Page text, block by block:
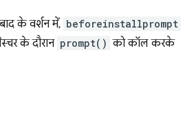
के वर्शन में, beforeinstallprompt
के दौरान prompt() को कॉल करके